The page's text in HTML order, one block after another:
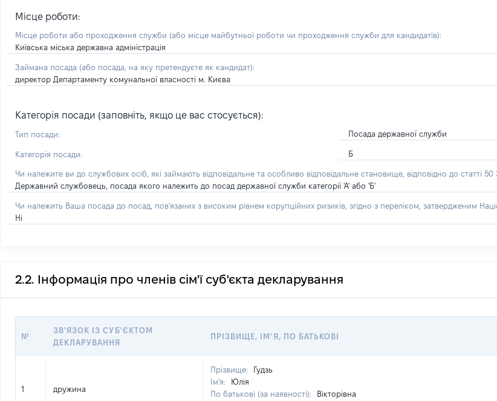
Місце роботи:
Місце роботи або проходження служби (або місце майбутньої роботи чи проходження служби для кандидатів):
Київська міська державна адміністрація
Займана посада (або посада, на яку претендуєте як кандидат):
директор Департаменту комунальної власності м. Києва
Категорія посади (заповніть, якщо це вас стосується):
Тип посади: Посада державної служби
Категорія посади: Б
Чи належите ви до службових осіб, які займають відповідальне та особливо відповідальне становище, відповідно до статті 50
Державний службовець, посада якого належить до посад державної служби категорії 'А' або 'Б'
Чи належить Ваша посада до посад, пов'язаних з високим рівнем корупційних ризиків, згідно з переліком, затвердженим
Ні
2.2. Інформація про членів сім'ї суб'єкта декларування
№
ЗВ'ЯЗОК ІЗ СУБ'ЄКТОМ
ДЕКЛАРУВАННЯ
ПРІЗВИЩЕ, ІМ'Я, ПО БАТЬКОВІ
1 дружина
Прізвище:
Гудзь
Ім'я:
Юлія
По батькові (за наявності):
Вікторівна